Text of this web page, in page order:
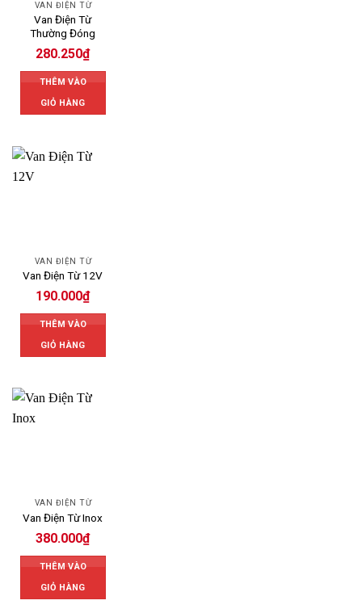
VAN ĐIỆN TỪ
Van Điện Từ
Thường Đóng
280.250₫
THÊM VÀO
GIỎ HÀNG
VAN ĐIỆN TỪ
Van Điện Từ 12V
190.000₫
THÊM VÀO
GIỎ HÀNG
VAN ĐIỆN TỪ
Van Điện Từ Inox
380.000₫
THÊM VÀO
GIỎ HÀNG